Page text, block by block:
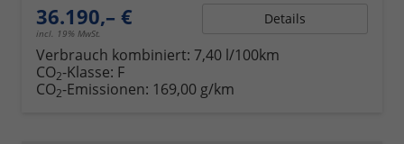
36.190,– €
incl. 19% MwSt.
Details
Verbrauch kombiniert: 7,40 l/100km
CO2-Klasse: F
CO2-Emissionen: 169,00 g/km